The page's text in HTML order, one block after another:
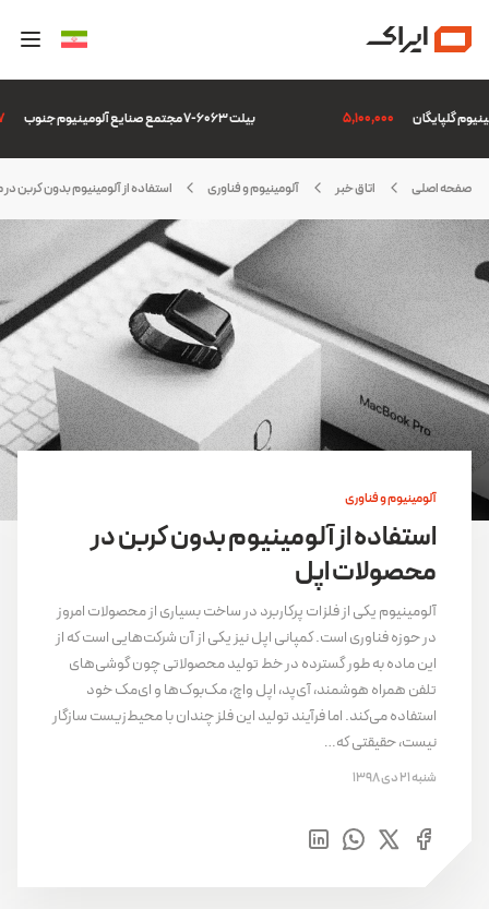
بیلت 6063-7 مجتمع صنایع آلومینیوم جنوب 5,100,000
صفحه اصلی اتاق خبر آلومینیوم و فناوری استفاده از آلومینیوم بدون کربن
آلومینیوم و فناوری
استفاده از آلومینیوم بدون کربن در
محصولات اپل
آلومینیوم یکی از فلزات پرکاربرد در ساخت بسیاری از محصولات امروز
در حوزه فناوری است. کمپانی اپل نیز یکی از آن شرکت‌هایی است که از
این ماده به طور گسترده در خط تولید محصولاتی چون گوشی‌های
تلفن همراه هوشمند، آی‌پد، اپل واچ، مک‌بوک‌ها و ای‌مک خود
استفاده می‌کند. اما فرآیند تولید این فلز چندان با محیط‌زیست سازگار
نیست، حقیقتی که…
شنبه 21 دی 1398